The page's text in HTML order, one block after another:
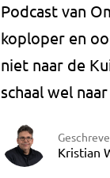
Podcast van
koploper en
niet naar de
schaal wel
Kristian